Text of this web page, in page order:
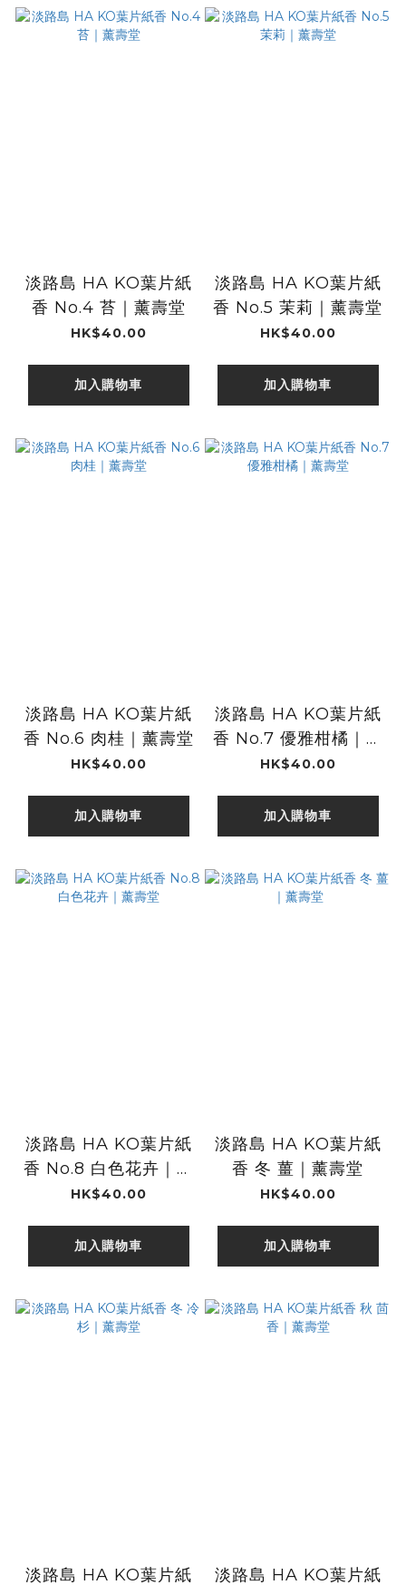
淡路島 HA KO葉片紙
香 No.4 苔｜薰壽堂
HK$40.00
加入購物車
淡路島 HA KO葉片紙
香 No.5 茉莉｜薰壽堂
HK$40.00
加入購物車
淡路島 HA KO葉片紙
香 No.6 肉桂｜薰壽堂
HK$40.00
加入購物車
淡路島 HA KO葉片紙
香 No.7 優雅柑橘｜薰
壽堂
HK$40.00
加入購物車
淡路島 HA KO葉片紙
香 No.8 白色花卉｜薰
壽堂
HK$40.00
加入購物車
淡路島 HA KO葉片紙
香 冬 薑｜薰壽堂
HK$40.00
加入購物車
淡路島 HA KO葉片紙 淡路島 HA KO葉片紙